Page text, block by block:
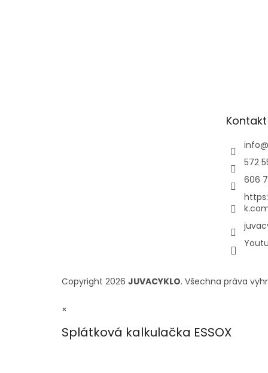
Kontakt
info@
572
606
Copyright 2026 JUVACYKLO. Všechna práva
×
Splátková kalkulačka ESSOX